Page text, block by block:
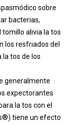
sobre
bacterias,
tomillo alivia la tos
los resfriados del
tos de los
generalmente
expectorantes
la tos con el
tiene un efecto